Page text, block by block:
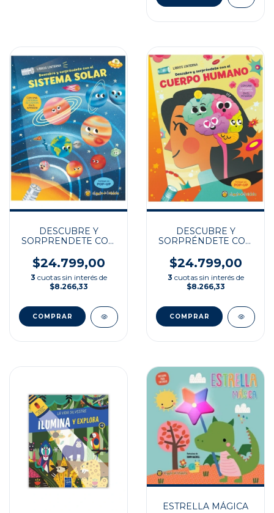
DESCUBRE Y
SORPRENDETE CON
$24.799,00
3 cuotas sin interés de
$8.266,33
DESCUBRE Y
SORPRÉNDETE CON
HUMANO
$24.799,00
3 cuotas sin interés de
$8.266,33
ESTRELLA MÁGICA